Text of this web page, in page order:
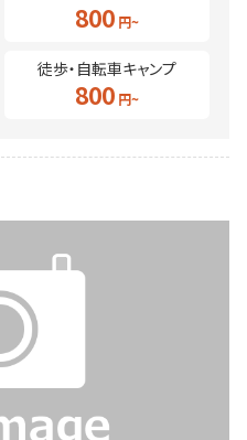
800
徒歩・自転車キャンプ
800